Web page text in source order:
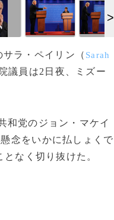
ラ・ペイリン（ Sarah
議員は2日夜、ミズー
和党のジョン・マケイ
念をいかに払しょくで
なく切り抜けた。